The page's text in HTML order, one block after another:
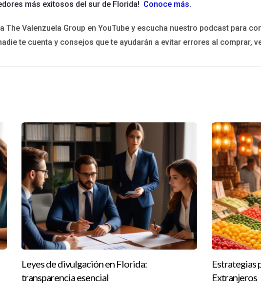
vital para gestionar expectativas. Algunos compradores pueden estar listos
debido a circunstancias personales o laborales. Conocer estos plazos
con la llegada de un nuevo miembro. Al conocer su necesidad urgente de
áreas comunes amplias. En este caso, no solo se trata de mostrar casas
su primer hogar. Su enfoque podría estar en una propiedad asequible
de vida activo permite al agente presentar opciones que resuenen con sus
propiedades para alquilar. Conocer sus plazos y objetivos financieros permite
caso, no se trata solo de vender una propiedad; se trata de construir una
más exitosos del sur de Florida! Conoce más.
The Valenzuela Group en YouTube y escucha nuestro podcast para
te cuenta y consejos que te ayudarán a evitar errores al comprar,
Leyes de divulgación en Florida:
transparencia esencial
Estrategias
Extranjeros